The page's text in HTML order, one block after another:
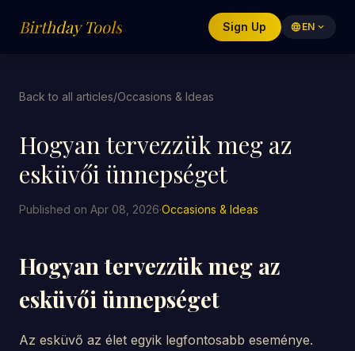
Birthday Tools Sign Up language EN expand_more
Back to all articles/Occasions & Ideas
Hogyan tervezzük meg az
esküvői ünnepséget
Published on Apr 08, 2026·Occasions & Ideas
Hogyan tervezzük meg az
esküvői ünnepséget
Az esküvő az élet egyik legfontosabb eseménye.